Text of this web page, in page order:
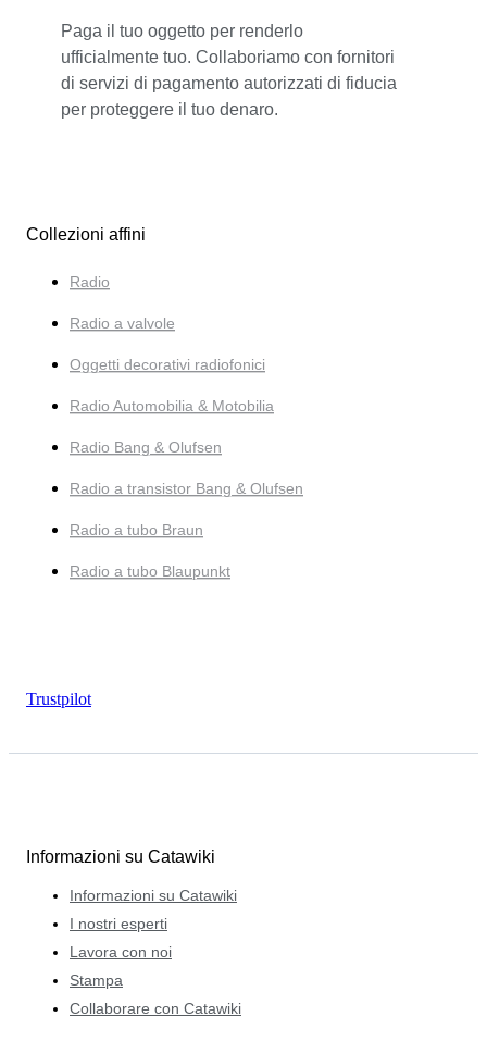
Paga il tuo oggetto per renderlo
ufficialmente tuo. Collaboriamo con fornitori
di servizi di pagamento autorizzati di fiducia
per proteggere il tuo denaro.
Collezioni affini
Radio
Radio a valvole
Oggetti decorativi radiofonici
Radio Automobilia & Motobilia
Radio Bang & Olufsen
Radio a transistor Bang & Olufsen
Radio a tubo Braun
Radio a tubo Blaupunkt
Trustpilot
Informazioni su Catawiki
Informazioni su Catawiki
I nostri esperti
Lavora con noi
Stampa
Collaborare con Catawiki